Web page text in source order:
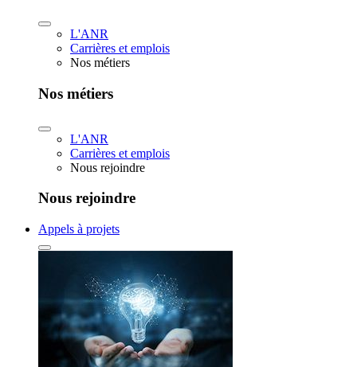
L'ANR
Carrières et emplois
Nos métiers
Nos métiers
L'ANR
Carrières et emplois
Nous rejoindre
Nous rejoindre
Appels à projets